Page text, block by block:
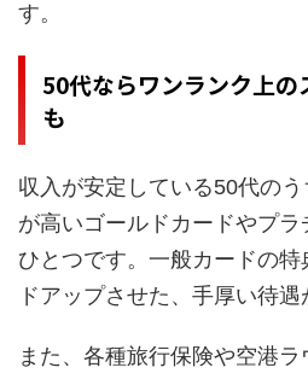
す。
50代ならワンランク上の
も
収入が安定している50代の
が高いゴールドカードやプ
ひとつです。一般カードの
ドアップさせた、手厚い待遇
また、各種旅行保険や空港